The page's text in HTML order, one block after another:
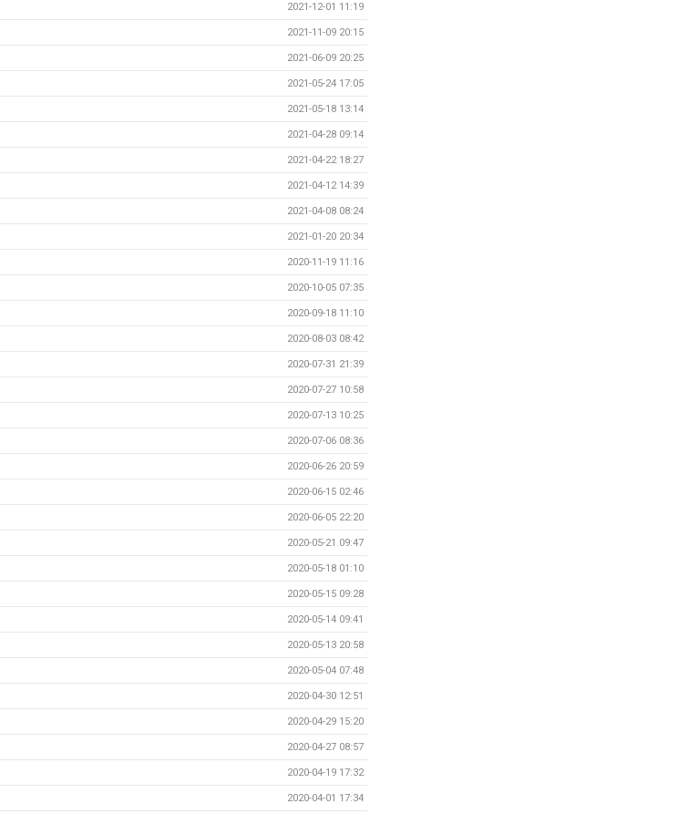
2021-12-01 11:19
2021-11-09 20:15
2021-06-09 20:25
2021-05-24 17:05
2021-05-18 13:14
2021-04-28 09:14
2021-04-22 18:27
2021-04-12 14:39
2021-04-08 08:24
2021-01-20 20:34
2020-11-19 11:16
2020-10-05 07:35
2020-09-18 11:10
2020-08-03 08:42
2020-07-31 21:39
2020-07-27 10:58
2020-07-13 10:25
2020-07-06 08:36
2020-06-26 20:59
2020-06-15 02:46
2020-06-05 22:20
2020-05-21 09:47
2020-05-18 01:10
2020-05-15 09:28
2020-05-14 09:41
2020-05-13 20:58
2020-05-04 07:48
2020-04-30 12:51
2020-04-29 15:20
2020-04-27 08:57
2020-04-19 17:32
2020-04-01 17:34